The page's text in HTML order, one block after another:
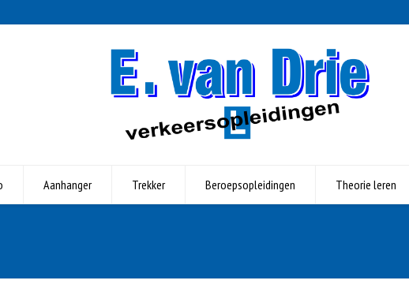
Aanhanger Trekker Beroepsopleidingen Theorie leren